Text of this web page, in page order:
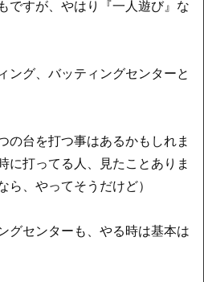
ですが、やはり『一人遊び』な
ング、バッティングセンターと
の台を打つ事はあるかもしれま
に打ってる人、見たことありま
、やってそうだけど）
グセンターも、やる時は基本は